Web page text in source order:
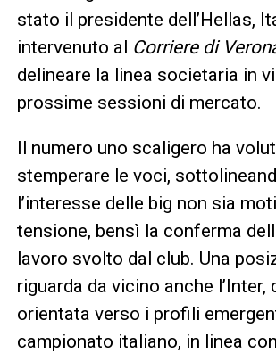
stato il presidente dell’Hellas,
intervenuto al Corriere di
delineare la linea societaria in
prossime sessioni di mercato.
Il numero uno scaligero ha
stemperare le voci,
l’interesse delle big non sia
tensione, bensì la conferma
lavoro svolto dal club. Una
riguarda da vicino anche l’Inter,
orientata verso i profili
campionato italiano, in linea